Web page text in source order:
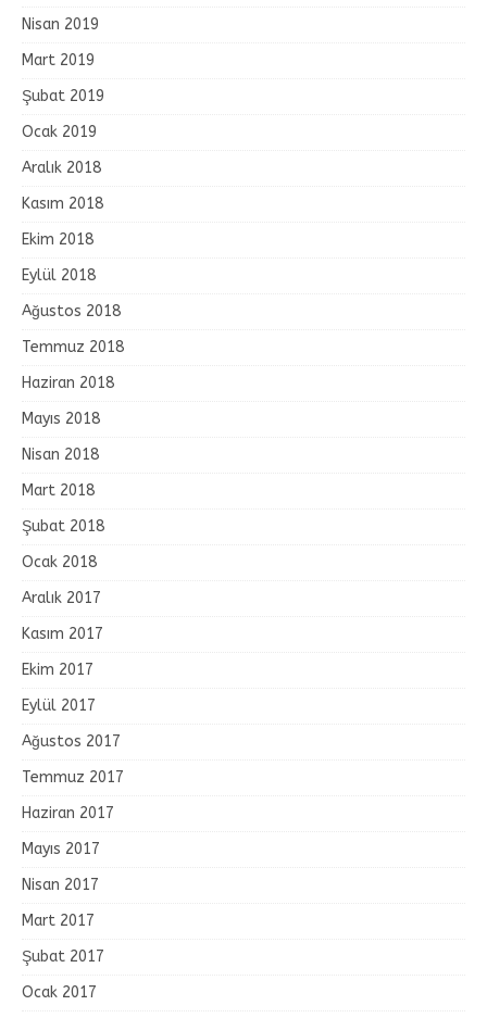
Nisan 2019
Mart 2019
Şubat 2019
Ocak 2019
Aralık 2018
Kasım 2018
Ekim 2018
Eylül 2018
Ağustos 2018
Temmuz 2018
Haziran 2018
Mayıs 2018
Nisan 2018
Mart 2018
Şubat 2018
Ocak 2018
Aralık 2017
Kasım 2017
Ekim 2017
Eylül 2017
Ağustos 2017
Temmuz 2017
Haziran 2017
Mayıs 2017
Nisan 2017
Mart 2017
Şubat 2017
Ocak 2017